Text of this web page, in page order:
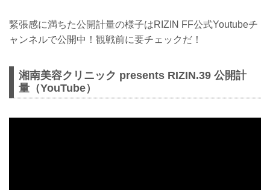
緊張感に満ちた公開計量の様子はRIZIN FF公式Youtubeチ
ャンネルで公開中！観戦前に要チェックだ！
湘南美容クリニック presents RIZIN.39 公開計
量（YouTube）